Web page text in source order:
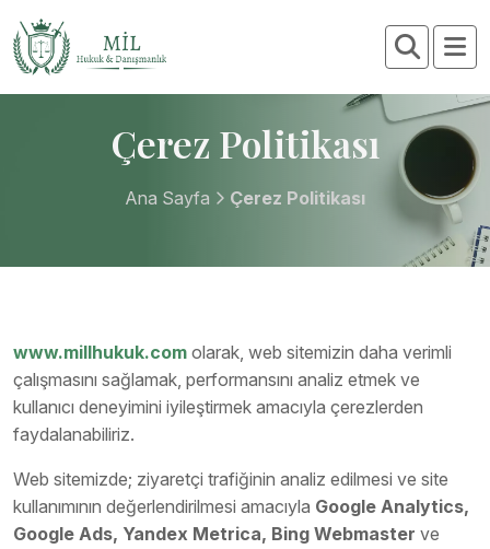
Çerez Politikası
Ana Sayfa Çerez Politikası
www.millhukuk.com olarak, web sitemizin daha verimli
çalışmasını sağlamak, performansını analiz etmek ve
kullanıcı deneyimini iyileştirmek amacıyla çerezlerden
faydalanabiliriz.
Web sitemizde; ziyaretçi trafiğinin analiz edilmesi ve site
kullanımının değerlendirilmesi amacıyla Google Analytics,
Google Ads, Yandex Metrica, Bing Webmaster ve